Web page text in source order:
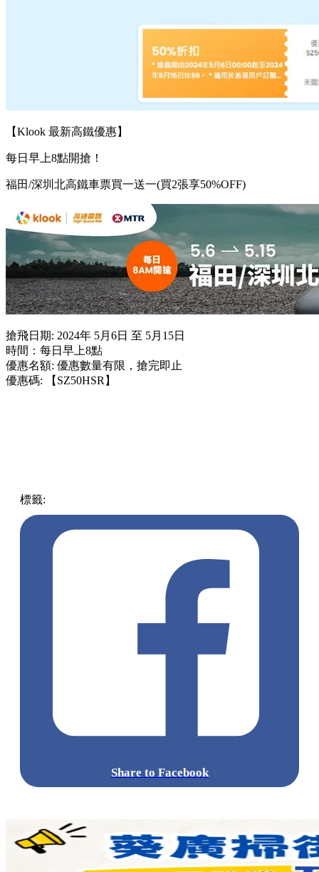
【Klook 最新高鐵優惠】
每日早上8點開搶！
福田/深圳北高鐵車票買一送一(買2張享50%OFF)
搶飛日期: 2024年 5月6日 至 5月15日
時間：每日早上8點
優惠名額: 優惠數量有限，搶完即止
優惠碼: 【SZ50HSR】
標籤:
Share to Facebook